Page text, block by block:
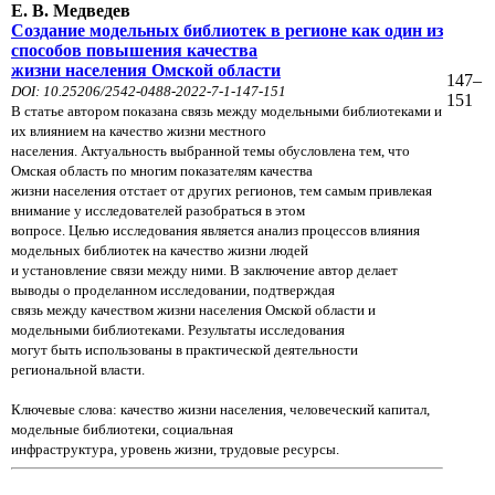
Е. В. Медведев
Создание модельных библиотек в регионе как один из
способов повышения качества
жизни населения Омской области
DOI: 10.25206/2542-0488-2022-7-1-147-151
В статье автором показана связь между модельными библиотеками и
их влиянием на качество жизни местного
населения. Актуальность выбранной темы обусловлена тем, что
Омская область по многим показателям качества
жизни населения отстает от других регионов, тем самым привлекая
внимание у исследователей разобраться в этом
вопросе. Целью исследования является анализ процессов влияния
модельных библиотек на качество жизни людей
и установление связи между ними. В заключение автор делает
выводы о проделанном исследовании, подтверждая
связь между качеством жизни населения Омской области и
модельными библиотеками. Результаты исследования
могут быть использованы в практической деятельности
региональной власти.
Ключевые слова: качество жизни населения, человеческий капитал,
модельные библиотеки, социальная
инфраструктура, уровень жизни, трудовые ресурсы.
147–
151